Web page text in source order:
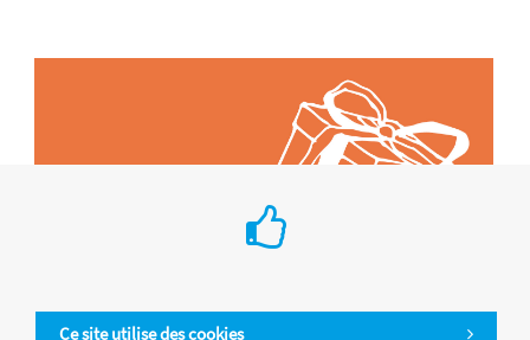
Ce site utilise des cookies